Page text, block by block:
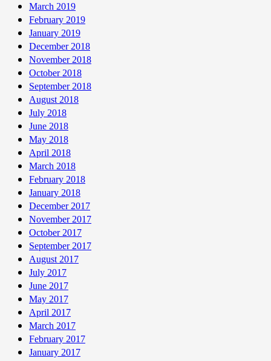
March 2019
February 2019
January 2019
December 2018
November 2018
October 2018
September 2018
August 2018
July 2018
June 2018
May 2018
April 2018
March 2018
February 2018
January 2018
December 2017
November 2017
October 2017
September 2017
August 2017
July 2017
June 2017
May 2017
April 2017
March 2017
February 2017
January 2017